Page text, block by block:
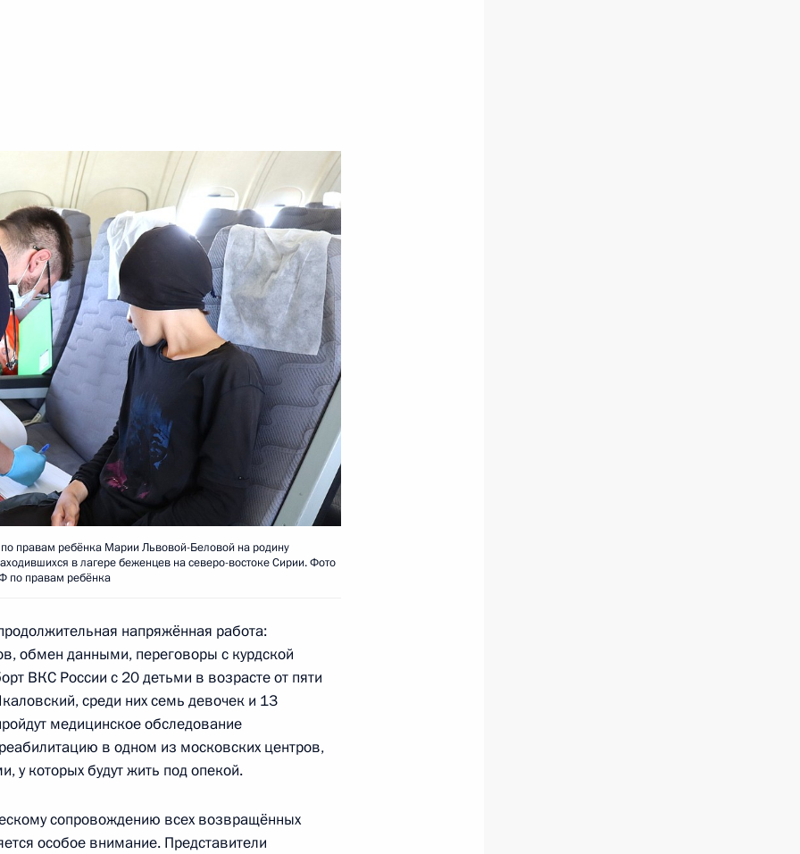
открытие социального
двух пенсий
родители которых
страховой выплаты в связи
до 23 лет
ежегодная семейная
детей в возрасте
12-летней
правам ребёнка Марии Львовой-Беловой на родину
в лагере беженцев на северо-востоке Сирии. Фото
по правам ребёнка
напряжённая работа:
обмен данными, переговоры с курдской
ВКС России с 20 детьми в возрасте от пяти
среди них семь девочек и 13
медицинское обследование
в одном из московских центров,
у которых будут жить под опекой.
сопровождению всех возвращённых
особое внимание. Представители